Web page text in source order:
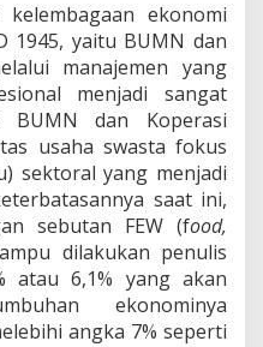
ekonomi
1945, yaitu BUMN dan
manajemen yang
menjadi sangat
BUMN dan Koperasi
usaha swasta fokus
sektoral yang menjadi
saat ini,
sebutan FEW (food,
dilakukan penulis
atau 6,1% yang akan
ekonominya
angka 7% seperti